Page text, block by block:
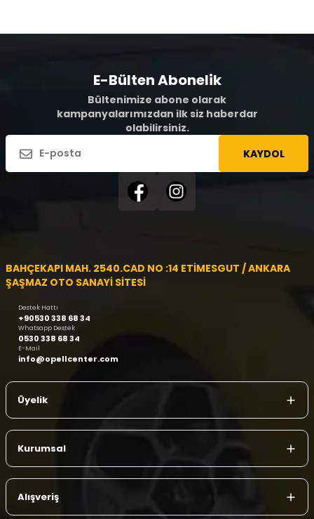
E-Bülten Abonelik
Bültenimize abone olarak
kampanyalarımızdan ilk siz haberdar
olabilirsiniz.
KAYDOL
BAHÇEKAPI MAH. 2540.CAD NO :14 ETİMESGUT / ANKARA
ŞAŞMAZ OTO SANAYİ SİTESİ
Destek Hattı
+90530 338 68 34
Whatsapp Destek
0530 338 68 34
E-Mail
info@opellcenter.com
Üyelik
Kurumsal
Alışveriş